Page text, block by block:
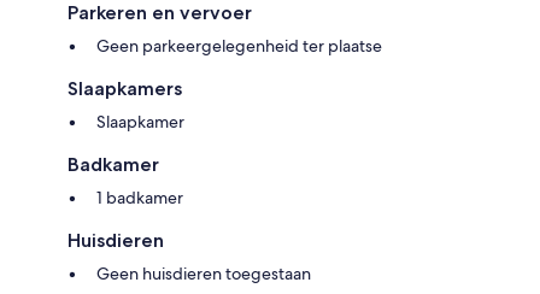
Parkeren en vervoer
Geen parkeergelegenheid ter plaatse
Slaapkamers
Slaapkamer
Badkamer
1 badkamer
Huisdieren
Geen huisdieren toegestaan